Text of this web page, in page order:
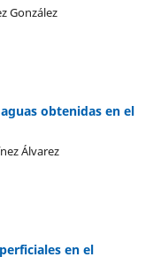
González
obtenidas en el
Álvarez
en el